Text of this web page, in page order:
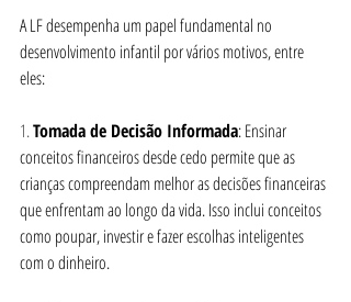
A LF desempenha um papel fundamental no
desenvolvimento infantil por vários motivos, entre
eles:
1. Tomada de Decisão Informada: Ensinar
conceitos financeiros desde cedo permite que as
crianças compreendam melhor as decisões financeiras
que enfrentam ao longo da vida. Isso inclui conceitos
como poupar, investir e fazer escolhas inteligentes
com o dinheiro.